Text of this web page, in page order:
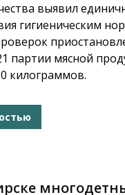
выявил
гигиеническим
партии мясной
килограммов.